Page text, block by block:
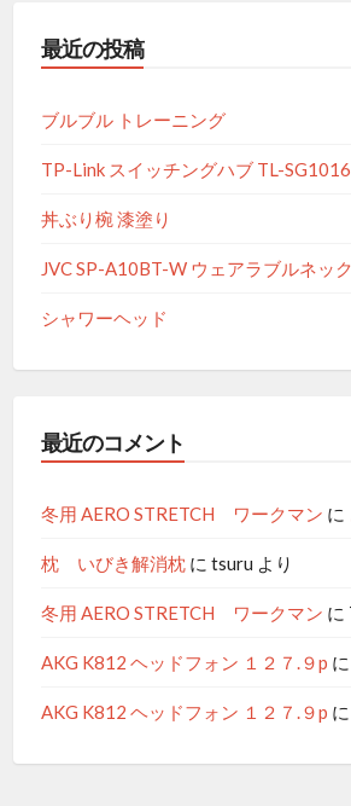
カ
ブ
最近の投稿
ブルブル トレーニング
TP-Link スイッチングハブ TL-
丼ぶり椀 漆塗り
JVC SP-A10BT-W ウェアラブルネッ
シャワーヘッド
最近のコメント
冬用 AERO STRETCH ワークマン に
枕 いびき解消枕に tsuru より
冬用 AERO STRETCH ワークマン に
AKG K812 ヘッドフォン １２７.９p に
AKG K812 ヘッドフォン １２７.９p に